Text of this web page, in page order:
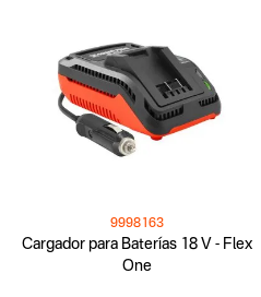
Cargador para Baterías 18 V - Flex
One
9998163